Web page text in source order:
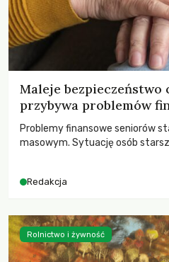
Maleje
przybywa problemów
Problemy finansowe seniorów
masowym. Sytuację osób
Redakcja
Rolnictwo i żywność